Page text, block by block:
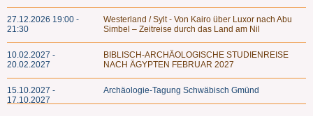
27.12.2026 19:00 -
21:30
Westerland / Sylt - Von Kairo über Luxor nach Abu
Simbel – Zeitreise durch das Land am Nil
10.02.2027 -
20.02.2027
BIBLISCH-ARCHÄOLOGISCHE STUDIENREISE
NACH ÄGYPTEN FEBRUAR 2027
15.10.2027 -
17.10.2027
Archäologie-Tagung Schwäbisch Gmünd